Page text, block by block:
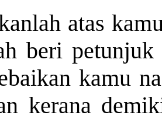
atas
beri petunjuk
kamu
kerana